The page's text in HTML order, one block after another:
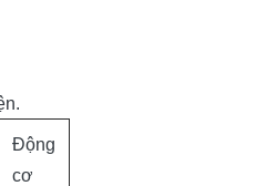
Động
cơ